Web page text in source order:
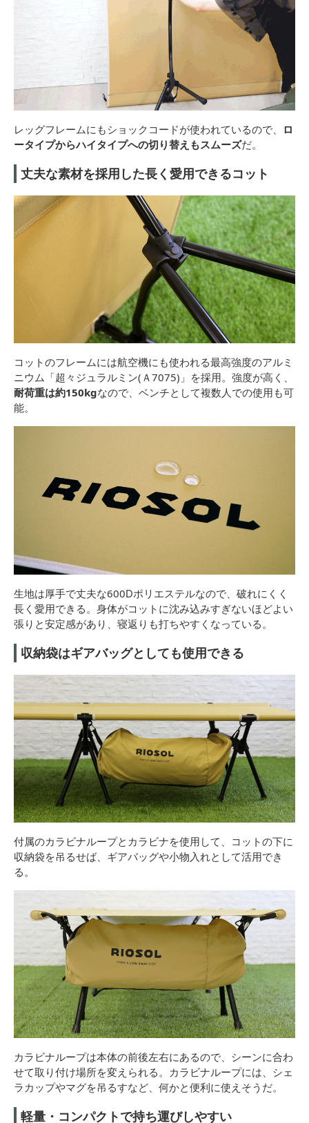
レッグフレームにもショックコードが使われているので、 ロ
ータイプからハイタイプへの切り替えもスムーズだ。
丈夫な素材を採用した長く愛用できるコット
コットのフレームには航空機にも使われる最高強度のアルミ
ニウム「超々ジュラルミン(Ａ7075)」を採用。強度が高く、
耐荷重は約150kgなので、ベンチとして複数人での使用も可
能。
生地は厚手で丈夫な600Ⅾポリエステルなので、破れにくく
長く愛用できる。身体がコットに沈み込みすぎないほどよい
張りと安定感があり、寝返りも打ちやすくなっている。
収納袋はギアバッグとしても使用できる
付属のカラビナループとカラビナを使用して、コットの下に
収納袋を吊るせば、ギアバッグや小物入れとして活用でき
る。
カラビナループは本体の前後左右にあるので、シーンに合わ
せて取り付け場所を変えられる。カラビナループには、シェ
ラカップやマグを吊るすなど、何かと便利に使えそうだ。
軽量・コンパクトで持ち運びしやすい